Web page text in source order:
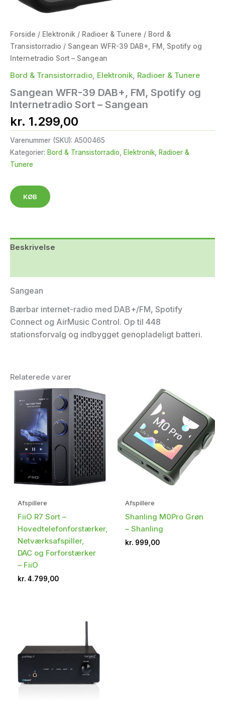
Forside / Elektronik / Radioer & Tunere / Bord &
Transistorradio / Sangean WFR-39 DAB+, FM, Spotify og
Internetradio Sort – Sangean
Bord & Transistorradio, Elektronik, Radioer & Tunere
Sangean WFR-39 DAB+, FM, Spotify og
Internetradio Sort – Sangean
kr. 1.299,00
Varenummer (SKU): A500465
Kategorier: Bord & Transistorradio Elektronik
Radioer &
Tunere
KØB
Beskrivelse
Sangean
Bærbar internet-radio med DAB+/FM, Spotify
Connect og AirMusic Control. Op til 448
stationsforvalg og indbygget genopladeligt batteri.
Relaterede varer
Afspillere
FiiO R7 Sort –
Hovedtelefonforstærker,
Netværksafspiller,
DAC og Forforstærker
– FiiO
kr. 4.799,00
Afspillere
Shanling M0Pro Grøn
– Shanling
kr. 999,00